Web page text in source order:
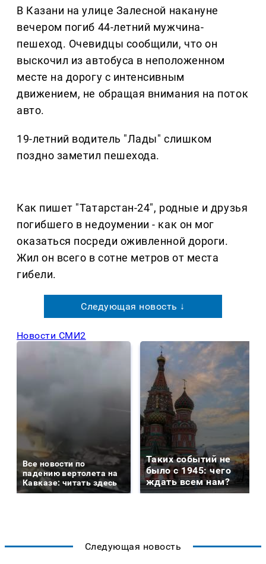
В Казани на улице Залесной накануне
вечером погиб 44-летний мужчина-
пешеход. Очевидцы сообщили, что он
выскочил из автобуса в неположенном
месте на дорогу с интенсивным
движением, не обращая внимания на поток
авто.
19-летний водитель "Лады" слишком
поздно заметил пешехода.
Как пишет "Татарстан-24", родные и друзья
погибшего в недоумении - как он мог
оказаться посреди оживленной дороги.
Жил он всего в сотне метров от места
гибели.
Следующая новость ↓
Новости СМИ2
Все новости по
падению вертолета на
Кавказе: читать здесь
Таких событий не
было с 1945: чего
ждать всем нам?
Следующая новость